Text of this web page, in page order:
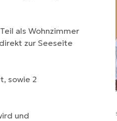
als Wohnzimmer
zur Seeseite
sowie 2
und